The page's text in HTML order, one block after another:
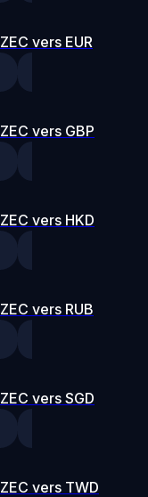
ZEC vers EUR
ZEC vers GBP
ZEC vers HKD
ZEC vers RUB
ZEC vers SGD
ZEC vers TWD